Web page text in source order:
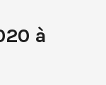
à